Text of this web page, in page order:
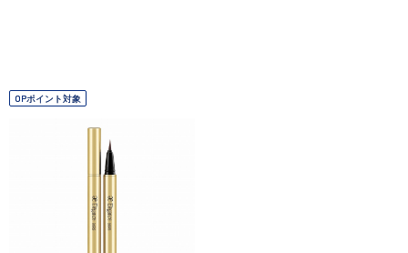
OPポイント対象